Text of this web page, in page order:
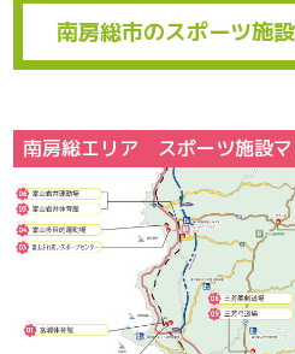
南房総市のスポーツ施
南房総エリア スポーツ施設マ